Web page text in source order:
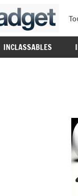
INCLASSABLES